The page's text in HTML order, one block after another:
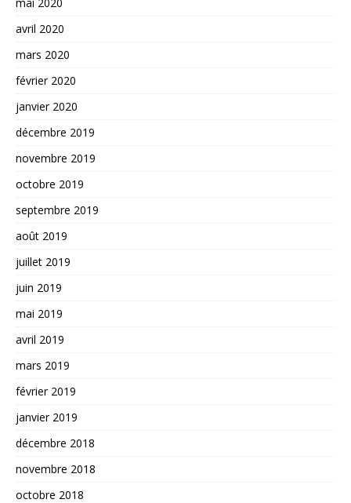
avril 2020
mars 2020
février 2020
janvier 2020
décembre 2019
novembre 2019
octobre 2019
septembre 2019
août 2019
juillet 2019
juin 2019
mai 2019
avril 2019
mars 2019
février 2019
janvier 2019
décembre 2018
novembre 2018
octobre 2018